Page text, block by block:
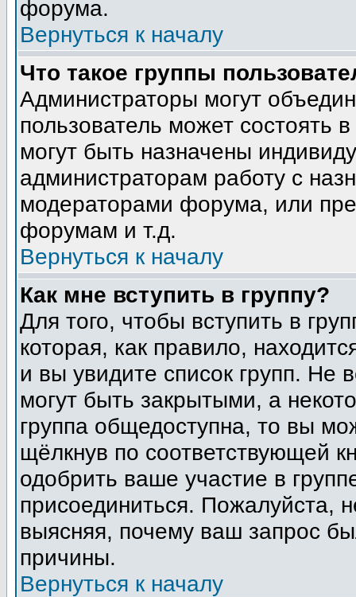
форума.
Вернуться к началу
Что такое группы
Администраторы могут
пользователь может состоять
могут быть назначены
администраторам работу с
модераторами форума, или
форумам и т.д.
Вернуться к началу
Как мне вступить в группу?
Для того, чтобы вступить в
которая, как правило,
и вы увидите список групп. Не
могут быть закрытыми, а
группа общедоступна, то вы
щёлкнув по соответствующей
одобрить ваше участие в
присоединиться. Пожалуйста,
выясняя, почему ваш запрос
причины.
Вернуться к началу